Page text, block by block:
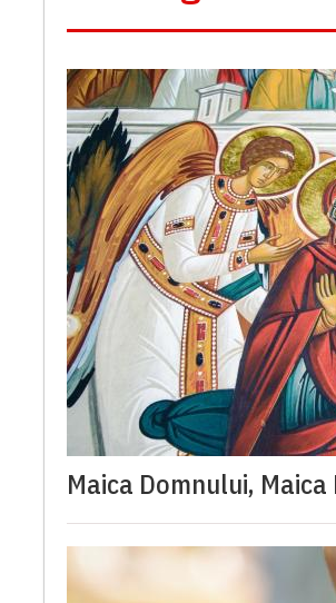
Maica Domnului,